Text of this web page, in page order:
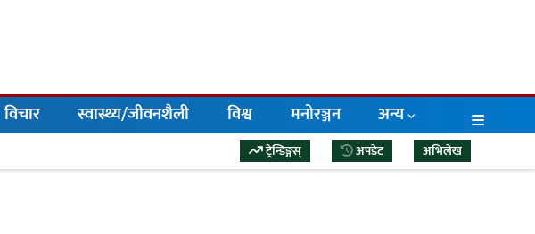
विचार स्वास्थ्य/जीवनशैली विश्व मनोरञ्जन अन्य
ट्रेन्डिङ्गस् अपडेट अभिलेख